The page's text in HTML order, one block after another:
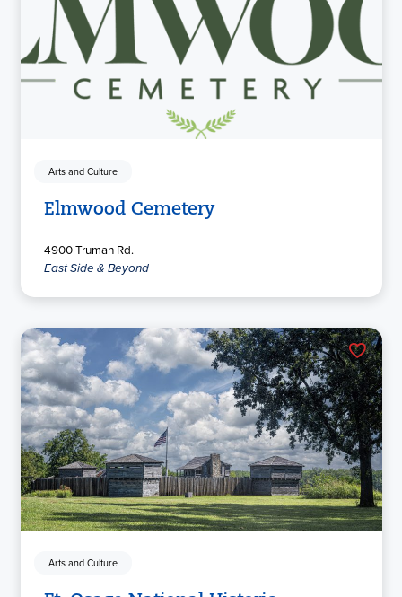
Arts and Culture
Elmwood Cemetery
4900 Truman Rd.
East Side & Beyond
Arts and Culture